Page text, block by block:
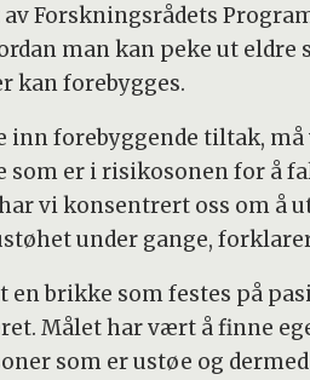
Forskningsrådets
man kan peke ut eldre
kan forebygges.
inn forebyggende tiltak,
som er i risikosonen for å
vi konsentrert oss om å
under gange,
brikke som festes på
Målet har vært å finne
som er ustøe og